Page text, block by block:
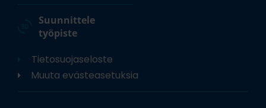
Suunnittele
työpiste
Tietosuojaseloste
Muuta evästeasetuksia